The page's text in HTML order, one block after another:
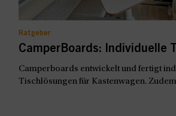
Ratgeber
CamperBoards: Individuelle
Camperboards entwickelt und fertigt
Tischlösungen für Kastenwagen. Zudem